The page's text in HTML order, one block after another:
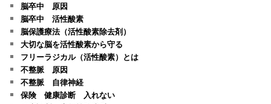
脳卒中 原因
脳卒中 活性酸素
脳保護療法（活性酸素除去剤）
大切な脳を活性酸素から守る
フリーラジカル（活性酸素）とは
不整脈 原因
不整脈 自律神経
保険 健康診断 入れない